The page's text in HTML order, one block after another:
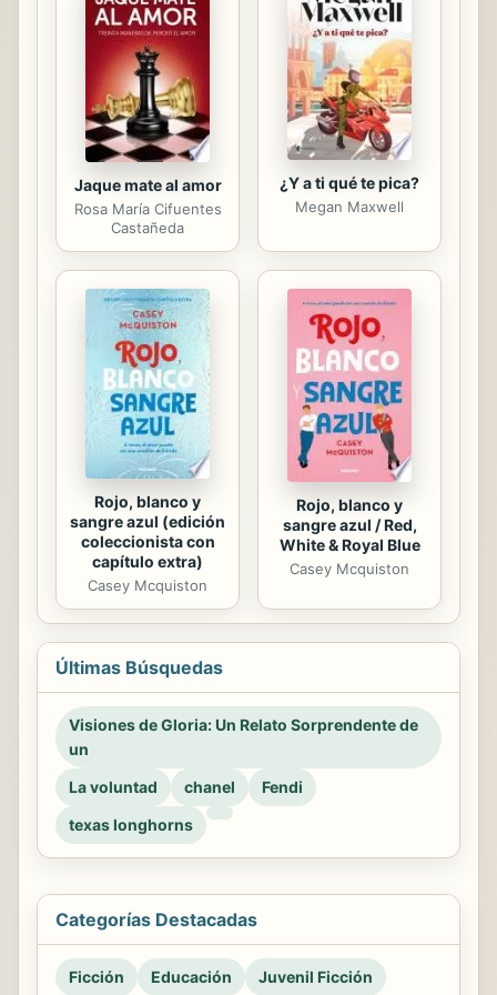
silencio, como máxima expresión y
meta de la poesía. Porque Salvago
entiende que la poesía es, sobre
todo, un remedio para curarse de
la...
Jaque mate al amor
Rosa María Cifuentes
Castañeda
¿Y a ti qué te pica?
Megan Maxwell
Rojo, blanco y
sangre azul (edición
coleccionista con
capítulo extra)
Casey Mcquiston
Rojo, blanco y
sangre azul / Red,
White & Royal Blue
Casey Mcquiston
Últimas Búsquedas
Visiones de Gloria: Un Relato Sorprendente de
un
La voluntad
chanel
Fendi
texas longhorns
Categorías Destacadas
Ficción Educación Juvenil Ficción